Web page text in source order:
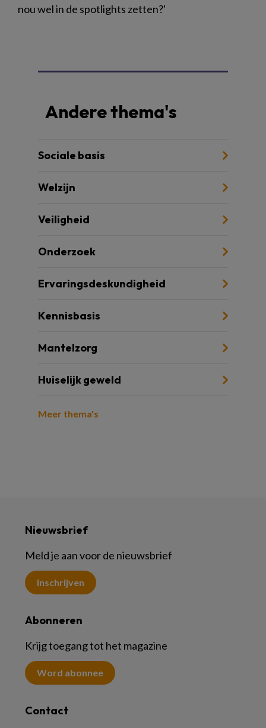
nou wel in de spotlights zetten?'
Andere thema's
Sociale basis
Welzijn
Veiligheid
Onderzoek
Ervaringsdeskundigheid
Kennisbasis
Mantelzorg
Huiselijk geweld
Meer thema's
Nieuwsbrief
Meld je aan voor de nieuwsbrief
Inschrijven
Abonneren
Krijg toegang tot het magazine
Word abonnee
Contact